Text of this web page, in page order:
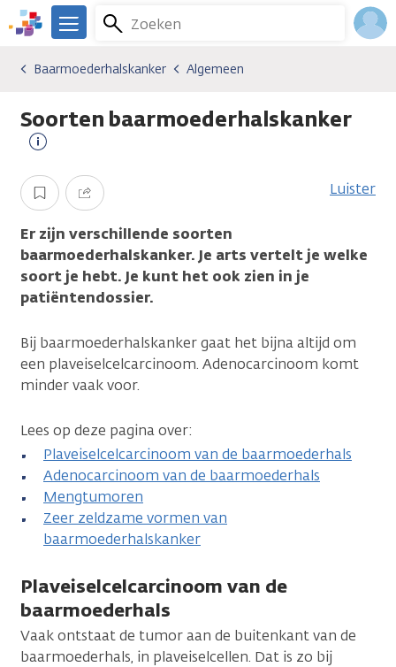
Overslaan
en
gaan
We
er
je.
Kanker.nl
Zoeken
Menu
Kankersoorten
Baarmoederhalskanker
Algemeen
Baarmoederhalskanker Algemeen
Soorten baarmoederhalskanker
informatie
Opslaan Delen Luister
Er zijn verschillende soorten
baarmoederhalskanker. Je arts vertelt je welke
soort je hebt. Je kunt het ook zien in je
patiëntendossier.
Bij baarmoederhalskanker gaat het bijna altijd om
een plaveiselcelcarcinoom. Adenocarcinoom komt
minder vaak voor.
Lees op deze pagina over:
Plaveiselcelcarcinoom van de baarmoederhals
Adenocarcinoom van de baarmoederhals
Mengtumoren
Zeer zeldzame vormen van
baarmoederhalskanker
Plaveiselcelcarcinoom van de
baarmoederhals
Vaak ontstaat de tumor aan de buitenkant van de
baarmoederhals, in plaveiselcellen. Dat is zo bij